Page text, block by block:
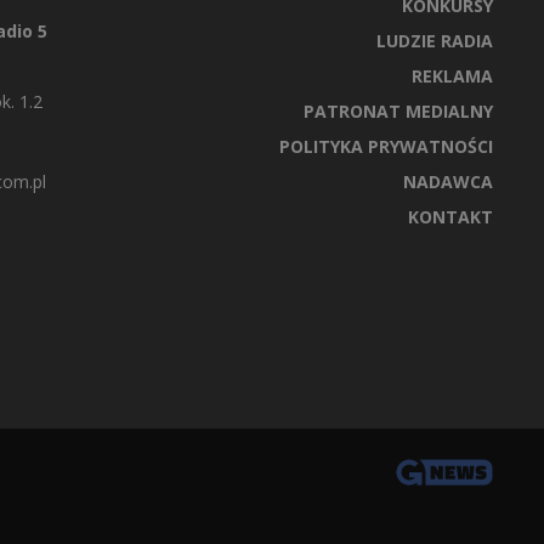
5
1.2
KONKURSY
LUDZIE RADIA
REKLAMA
PATRONAT MEDIALNY
POLITYKA PRYWATNOŚCI
NADAWCA
KONTAKT